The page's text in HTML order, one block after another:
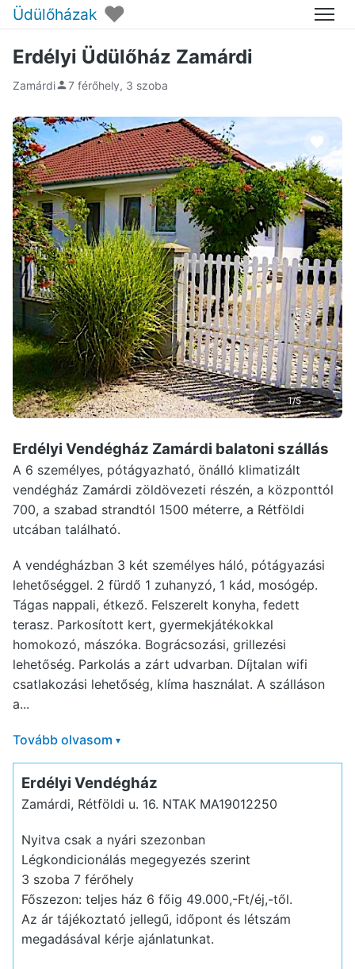
Üdülőházak ♥ Menü
Erdélyi Üdülőház Zamárdi
Zamárdi 7 férőhely, 3 szoba
← 1/5 →
Erdélyi Vendégház Zamárdi balatoni szállás
A 6 személyes, pótágyazható, önálló klimatizált
vendégház Zamárdi zöldövezeti részén, a központtól
700, a szabad strandtól 1500 méterre, a Rétföldi
utcában található.
A vendégházban 3 két személyes háló, pótágyazási
lehetőséggel. 2 fürdő 1 zuhanyzó, 1 kád, mosógép.
Tágas nappali, étkező. Felszerelt konyha, fedett
terasz. Parkosított kert, gyermekjátékokkal
homokozó, mászóka. Bográcsozási, grillezési
lehetőség. Parkolás a zárt udvarban. Díjtalan wifi
csatlakozási lehetőség, klíma használat. A szálláson
a...
Tovább olvasom ▾
Erdélyi Vendégház
Zamárdi, Rétföldi u. 16. NTAK MA19012250
Nyitva csak a nyári szezonban
Légkondicionálás megegyezés szerint
3 szoba 7 férőhely
Főszezon: teljes ház 6 főig 49.000,-Ft/éj,-től.
Az ár tájékoztató jellegű, időpont és létszám
megadásával kérje ajánlatunkat.